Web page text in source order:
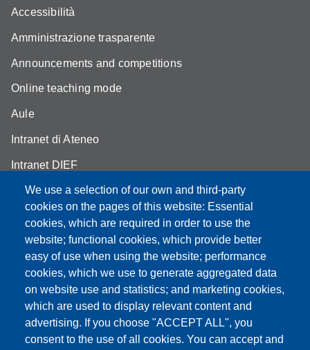
We use a selection of our own and third-party
cookies on the pages of this website: Essential
cookies, which are required in order to use the
website; functional cookies, which provide better
easy of use when using the website; performance
cookies, which we use to generate aggregated data
on website use and statistics; and marketing cookies,
which are used to display relevant content and
advertising. If you choose "ACCEPT ALL", you
consent to the use of all cookies. You can accept and
Accessibilità
Amministrazione trasparente
Announcements and competitions
Online teaching mode
Aule
Intranet di Ateneo
Intranet DIEF
Partita IVA: 00427620364
e-mail: urp@unimore.it
PEC: primo contatto: urp@pec.unimore.it
Indirizzo ReGIndE per notifica Atti Processuali:
direzionelegale@pec.unimore.it
Sede di Modena : Via Università 4, 41121 Modena, Tel. 059
2056511 - Fax 059 245156